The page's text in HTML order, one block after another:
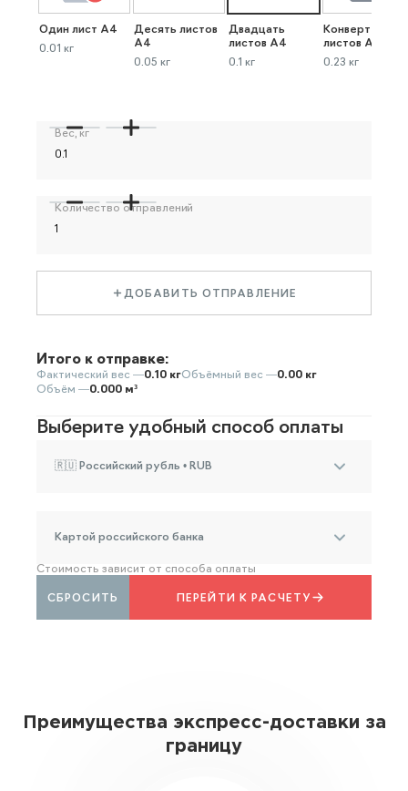
Один лист А4
0.01 кг
Десять листов
А4
0.05 кг
Двадцать
листов А4
0.1 кг
Конверт до 40
листов А4
0.23 кг
Вес, кг
Количество отправлений
ДОБАВИТЬ ОТПРАВЛЕНИЕ
Итого к отправке:
Фактический вес —0.10 кгОбъёмный вес —0.00 кг
Объём —0.000 м³
Выберите удобный способ оплаты
🇷🇺 Российский рубль • RUB
Картой российского банка
Стоимость зависит от способа оплаты
ПЕРЕЙТИ К РАСЧЕТУ
СБРОСИТЬ
Преимущества экспресс-доставки за
границу